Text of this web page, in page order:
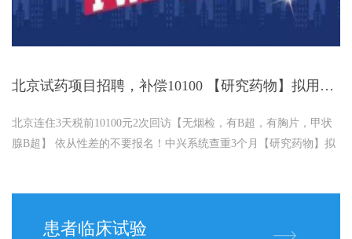
北京试药项目招聘，补偿10100 【研究药物】拟用于脓毒症
北京连住3天税前10100元2次回访【无烟检，有B超，有胸片，甲状
腺B超】 依从性差的不要报名！中兴系统查重3个月【研究药物】拟
患者临床试验